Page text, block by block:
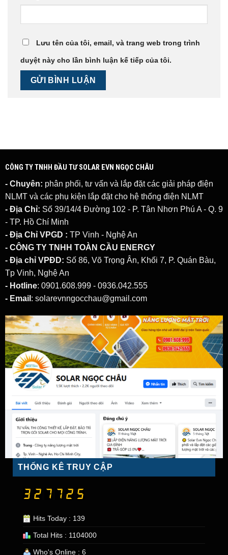
Lưu tên của tôi, email, và trang web trong trình
duyệt này cho lần bình luận kế tiếp của tôi.
CÔNG TY TNHH ĐẦU TƯ SOLAR EVN NGỌC CHÂU
- Chuyên: phân phối, tư vấn và lắp đặt các giải pháp điện
NLMT và các phụ kiện lắp đặt cho hệ thống điện NLMT
- Địa Chỉ: Số 39/14/4 Đường 102 - P. Tân Nhơn Phú A - Q. 9
- TP. Hồ Chí Minh
- Địa Chỉ VPGD : TP Vinh - Nghệ An
- CÔNG TY TNHH TOÀN CẦU ENERGY
- Địa chỉ VPĐD: Số 86, Võ Trọng Ân, Khối 7, P. Quán Bàu,
Tp Vinh, Nghệ An
- Hotline: 0901.608.999 - 0936.042.555
- Email : solarevnngocchau@gmail.com
THỐNG KÊ TRUY CẬP
Hits Today : 139
Total Hits : 1104000
Who's Online : 6